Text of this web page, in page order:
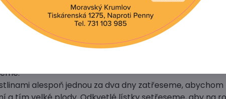
sazenice, otužené několik dnů na slunci a větru,
i s kořenovým balem. Sazenice sázíme do sponu
paprik povyrostou a začnou kvést, vylomíme první květ
alespoň jednou za dva dny zatřeseme, abychom